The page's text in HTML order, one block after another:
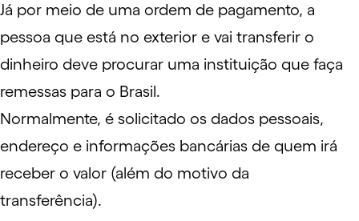
Já por meio de uma ordem de pagamento, a
pessoa que está no exterior e vai transferir o
dinheiro deve procurar uma instituição que faça
remessas para o Brasil.
Normalmente, é solicitado os dados pessoais,
endereço e informações bancárias de quem irá
receber o valor (além do motivo da
transferência).